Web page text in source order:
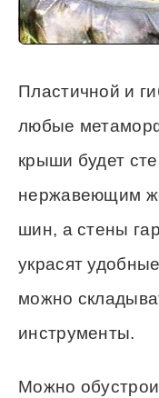
Пластичной и
любые
крыши будет
нержавеющим
шин, а стены
украсят
можно
инструменты.
Можно